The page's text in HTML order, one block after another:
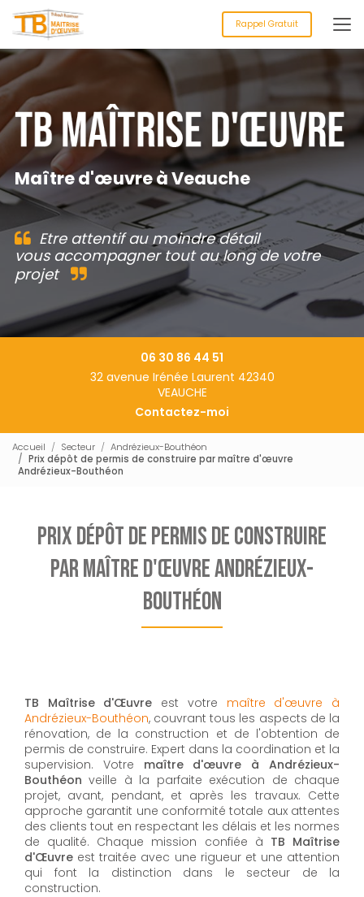
au
contenu
principal
Rappel Gratuit
Maître d'œuvre à Veauche
Etre attentif au moindre détail
vous accompagner tout au long de votre
projet
06 30 86 44 51
32 avenue Irénée Laurent 42340
VEAUCHE
Contactez-moi
Accueil Secteur
Andrézieux-Bouthéon
Prix dépôt de permis de construire par maître d'œuvre
Andrézieux-Bouthéon
Prix dépôt de permis de construire
par maître d'œuvre Andrézieux-
Bouthéon
TB Maîtrise d'Œuvre est votre maître d'œuvre à
Andrézieux-Bouthéon, couvrant tous les aspects de la
rénovation, de la construction et de l'obtention de
permis de construire. Expert dans la coordination et la
supervision. Votre maître d'œuvre à Andrézieux-
Bouthéon veille à la parfaite exécution de chaque
projet, avant, pendant, et après les travaux. Cette
approche garantit une conformité totale aux attentes
des clients tout en respectant les délais et les normes
de qualité. Chaque mission confiée à TB Maîtrise
d'Œuvre est traitée avec une rigueur et une attention
qui font la distinction dans le secteur de la
construction.